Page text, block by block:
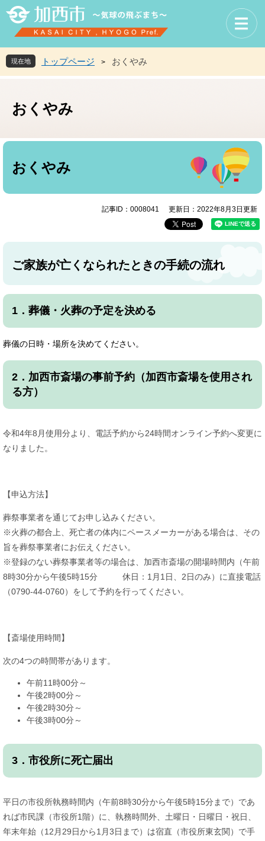
先
頭
を
飛
へ
現在地 トップページ > おくやみ
おくやみ
本
おくやみ
記事ID：0008041 更新日：2022年8月3日更新
ご家族が亡くなられたときの手続の流れ
1．葬儀・火葬の予定を決める
葬儀の日時・場所を決めてください。
2．加西市斎場の事前予約（加西市斎場を使用され
る方）
令和4年8月使用分より、電話予約から24時間オンライン予約へ変更に
なりました。
【申込方法】
葬祭事業者を通じてお申し込みください。
※火葬の都合上、死亡者の体内にペースメーカーがある場合は、その
旨を葬祭事業者にお伝えください。
※登録のない葬祭事業者等の場合は、加西市斎場の開場時間内（午前
8時30分から午後5時15分 休日：1月1日、2日のみ）に直接電話
（0790-44-0760）をして予約を行ってください。
【斎場使用時間】
次の4つの時間帯があります。
午前11時00分～
午後2時00分～
午後2時30分～
午後3時00分～
3．市役所に死亡届出
平日の市役所執務時間内（午前8時30分から午後5時15分まで）であ
れば市民課（市役所1階）に、執務時間外、土曜日・日曜日・祝日、
年末年始（12月29日から1月3日まで）は宿直（市役所東玄関）で手